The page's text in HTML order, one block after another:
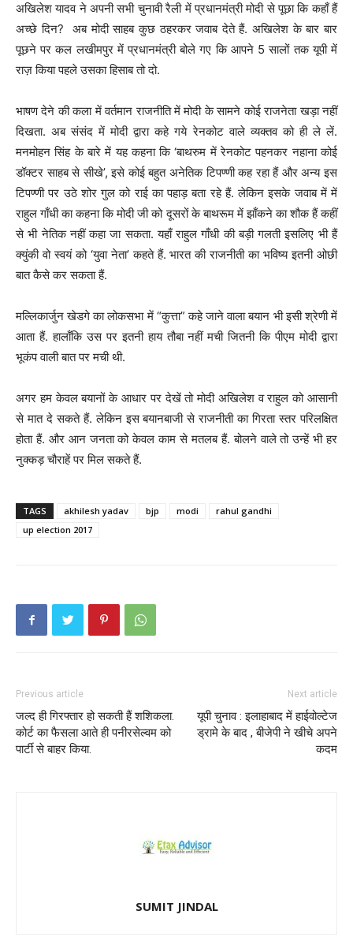
अखिलेश यादव ने अपनी सभी चुनावी रैली में प्रधानमंत्री मोदी से पूछा कि कहाँ हैं
अच्छे दिन? अब मोदी साहब कुछ ठहरकर जवाब देते हैं. अखिलेश के बार बार
पूछने पर कल लखीमपुर में प्रधानमंत्री बोले गए कि आपने 5 सालों तक यूपी में
राज़ किया पहले उसका हिसाब तो दो.
भाषण देने की कला में वर्तमान राजनीति में मोदी के सामने कोई राजनेता खड़ा नहीं
दिखता. अब संसंद में मोदी द्वारा कहे गये रेनकोट वाले व्यक्तव को ही ले लें.
मनमोहन सिंह के बारे में यह कहना कि ‘बाथरुम में रेनकोट पहनकर नहाना कोई
डॉक्टर साहब से सीखे’, इसे कोई बहुत अनेतिक टिपण्णी कह रहा हैं और अन्य इस
टिपण्णी पर उठे शोर गुल को राई का पहाड़ बता रहे हैं. लेकिन इसके जवाब में में
राहुल गाँधी का कहना कि मोदी जी को दूसरों के बाथरूम में झाँकने का शौक हैं कहीं
से भी नेतिक नहीं कहा जा सकता. यहाँ राहुल गाँधी की बड़ी गलती इसलिए भी हैं
क्युंकी वो स्वयं को ‘युवा नेता’ कहते हैं. भारत की राजनीती का भविष्य इतनी ओछी
बात कैसे कर सकता हैं.
मल्लिकार्जुन खेडगे का लोकसभा में “कुत्ता” कहे जाने वाला बयान भी इसी श्रेणी में
आता हैं. हालाँकि उस पर इतनी हाय तौबा नहीं मची जितनी कि पीएम मोदी द्वारा
भूकंप वाली बात पर मची थी.
अगर हम केवल बयानों के आधार पर देखें तो मोदी अखिलेश व राहुल को आसानी
से मात दे सकते हैं. लेकिन इस बयानबाजी से राजनीती का गिरता स्तर परिलक्षित
होता हैं. और आन जनता को केवल काम से मतलब हैं. बोलने वाले तो उन्हें भी हर
नुक्कड़ चौराहें पर मिल सकते हैं.
TAGS akhilesh yadav bjp modi
rahul gandhi
up election 2017
Previous article
जल्द ही गिरफ्तार हो सकती हैं शशिकला.
कोर्ट का फैसला आते ही पनीरसेल्वम को
पार्टी से बाहर किया.
Next article
यूपी चुनाव : इलाहाबाद में हाईवोल्टेज
ड्रामे के बाद , बीजेपी ने खीचे अपने
कदम
SUMIT JINDAL